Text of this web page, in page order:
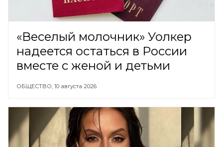
«Веселый молочник» Уолкер
надеется остаться в России
вместе с женой и детьми
ОБЩЕСТВО, 10 августа 2026